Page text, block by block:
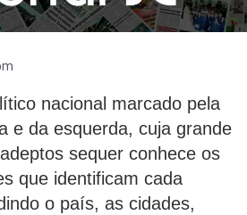
nacional marcado pela
e da esquerda, cuja grande
sequer conhece os
que identificam cada
o país, as cidades,